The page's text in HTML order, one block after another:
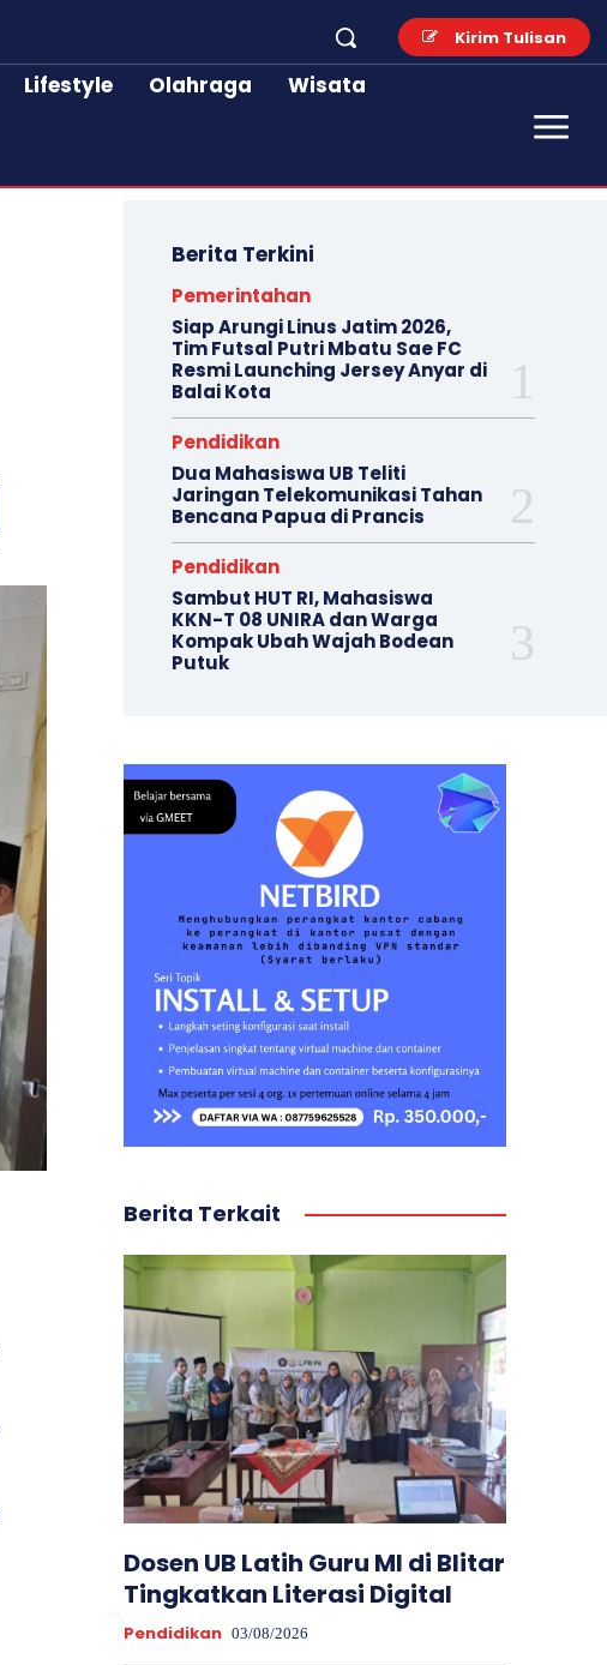
Kirim Tulisan
Lifestyle Olahraga Wisata
Berita Terkini
Pemerintahan
Siap Arungi Linus Jatim 2026,
Tim Futsal Putri Mbatu Sae FC
Resmi Launching Jersey Anyar di
Balai Kota
Pendidikan
Dua Mahasiswa UB Teliti
Jaringan Telekomunikasi Tahan
Bencana Papua di Prancis
Pendidikan
Sambut HUT RI, Mahasiswa
KKN-T 08 UNIRA dan Warga
Kompak Ubah Wajah ‎Bodean
Putuk
Berita Terkait
Dosen UB Latih Guru MI di Blitar
Tingkatkan Literasi Digital
Pendidikan 03/08/2026